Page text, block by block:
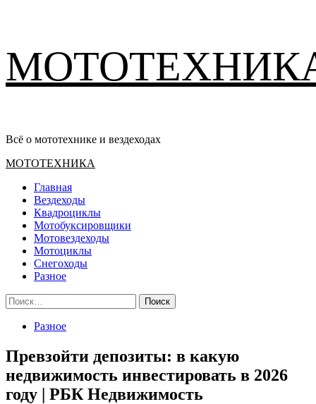
содержимому
Всё о мототехнике и вездеходах
Основное
МОТОТЕХНИКА
Главная
Вездеходы
Квадроциклы
Мотобуксировщики
Мотовездеходы
Мотоциклы
Снегоходы
Разное
Найти:
Разное
Превзойти депозиты: в какую
недвижимость инвестировать в 2026
году | РБК Недвижимость